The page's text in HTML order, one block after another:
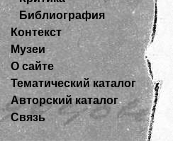
Библиография
Контекст
Музеи
О сайте
Тематический каталог
Авторский каталог
Связь